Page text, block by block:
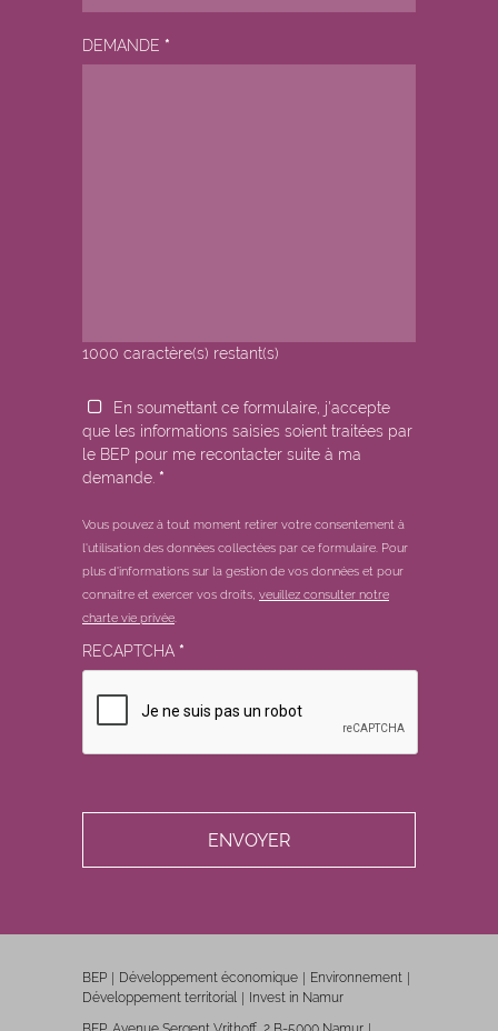
DEMANDE *
1000 caractère(s) restant(s)
En soumettant ce formulaire, j'accepte
que les informations saisies soient traitées par
le BEP pour me recontacter suite à ma
demande. *
Vous pouvez à tout moment retirer votre consentement à
l'utilisation des données collectées par ce formulaire. Pour
plus d'informations sur la gestion de vos données et pour
connaitre et exercer vos droits, veuillez consulter notre
charte vie privée.
RECAPTCHA *
BEP Développement économique
Environnement
Développement territorial
Invest in Namur